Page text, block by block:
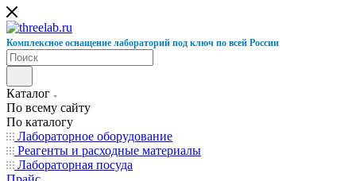
Комплексное оснащение лабораторий под ключ по всей России
Каталог
По всему сайту
По каталогу
Лабораторное оборудование
Реагенты и расходные материалы
Лабораторная посуда